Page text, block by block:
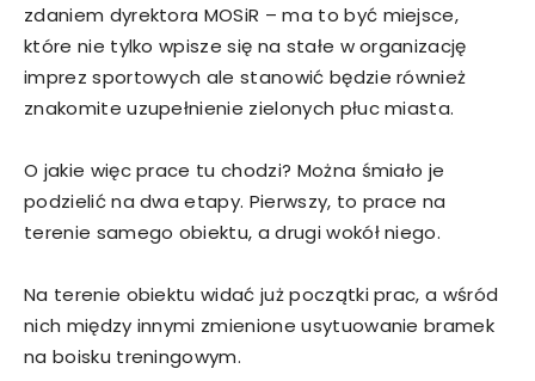
zdaniem dyrektora MOSiR – ma to być miejsce,
które nie tylko wpisze się na stałe w organizację
imprez sportowych ale stanowić będzie również
znakomite uzupełnienie zielonych płuc miasta.
O jakie więc prace tu chodzi? Można śmiało je
podzielić na dwa etapy. Pierwszy, to prace na
terenie samego obiektu, a drugi wokół niego.
Na terenie obiektu widać już początki prac, a wśród
nich między innymi zmienione usytuowanie bramek
na boisku treningowym.